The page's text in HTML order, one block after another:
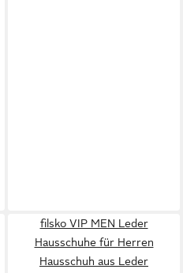
filsko VIP MEN Leder
Hausschuhe für Herren
Hausschuh aus Leder